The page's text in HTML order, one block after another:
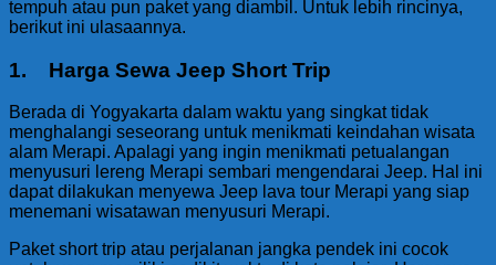
tempuh atau pun paket yang diambil. Untuk lebih rincinya,
berikut ini ulasaannya.
1. Harga Sewa Jeep Short Trip
Berada di Yogyakarta dalam waktu yang singkat tidak
menghalangi seseorang untuk menikmati keindahan wisata
alam Merapi. Apalagi yang ingin menikmati petualangan
menyusuri lereng Merapi sembari mengendarai Jeep. Hal ini
dapat dilakukan menyewa Jeep lava tour Merapi yang siap
menemani wisatawan menyusuri Merapi.
Paket short trip atau perjalanan jangka pendek ini cocok